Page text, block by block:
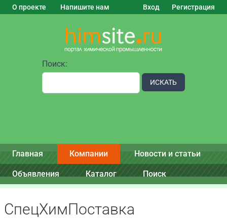
О проекте Напишите нам Вход Регистрация
Поиск:
ИСКАТЬ
Главная Компании Новости и статьи
Объявления Каталог Поиск
СпецХимПоставка